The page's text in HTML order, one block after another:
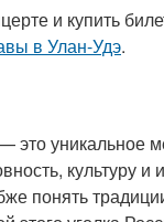
и купить
в Улан-Удэ.
это уникальное
культуру
понять